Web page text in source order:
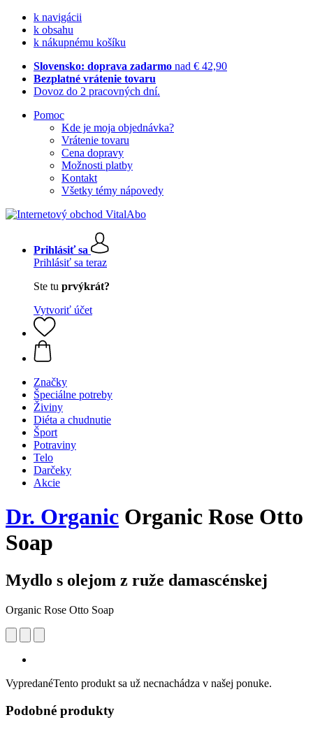
k navigácii
k obsahu
k nákupnému košíku
Slovensko: doprava zadarmo nad € 42,90
Bezplatné vrátenie tovaru
Dovoz do 2 pracovných dní.
Pomoc
Kde je moja objednávka?
Vrátenie tovaru
Cena dopravy
Možnosti platby
Kontakt
Všetky témy nápovedy
Prihlásiť sa
Prihlásiť sa teraz
Ste tu prvýkrát?
Vytvoriť účet
Značky
Špeciálne potreby
Živiny
Diéta a chudnutie
Šport
Potraviny
Telo
Darčeky
Akcie
Dr. Organic Organic Rose Otto
Soap
Mydlo s olejom z ruže damascénskej
Organic Rose Otto Soap
VypredanéTento produkt sa už necnachádza v našej ponuke.
Podobné produkty